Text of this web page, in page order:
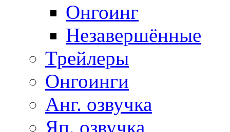
Онгоинг
Незавершённые
Трейлеры
Онгоинги
Анг. озвучка
Яп. озвучка